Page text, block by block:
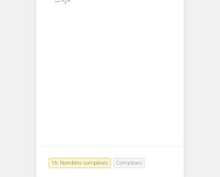
16- Nombres complexes Complexes